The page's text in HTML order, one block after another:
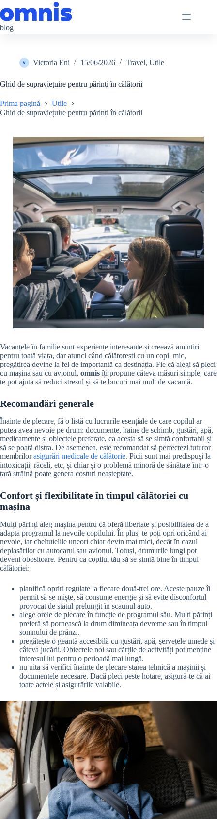
la
conținut
blog
Victoria Eni 15/06/2026 Travel, Utile
Ghid de supraviețuire pentru părinți în călătorii
Prima pagină
Utile
Ghid de supraviețuire pentru părinți în călătorii
Vacanțele în familie sunt experiențe interesante și creează amintiri
pentru toată viața, dar atunci când călătorești cu un copil mic,
pregătirea devine la fel de importantă ca destinația. Fie că alegi să pleci
cu mașina sau cu avionul, omnisîți propune câteva măsuri simple, care
te pot ajuta să reduci stresul și să te bucuri mai mult de vacanță.
Recomandări generale
Înainte de plecare, fă o listă cu lucrurile esențiale de care copilul ar
putea avea nevoie pe drum: documente, haine de schimb, gustări, apă,
medicamente și obiectele preferate, ca acesta să se simtă confortabil și
să se poată distra. De asemenea, este recomandat să perfectezi tuturor
membrilorasigurări medicale de călătorie. Picii sunt mai predispuși la
intoxicații, răceli, etc, și chiar și o problemă minoră de sănătate într-o
țară străină poate genera costuri neașteptate.
Confort și flexibilitate în timpul călătoriei cu
mașina
Mulți părinți aleg mașina pentru că oferă libertate și posibilitatea de a
adapta programul la nevoile copilului. În plus, te poți opri oricând ai
nevoie, iar cheltuielile uneori chiar devin mai mici, decât în cazul
deplasărilor cu autocarul sau avionul. Totuși, drumurile lungi pot
deveni obositoare. Pentru ca copilul tău să se simtă bine în timpul
călătoriei:
planifică opriri regulate la fiecare două-trei ore. Aceste pauze îi
permit să se miște, să consume energie și să evite disconfortul
provocat de statul prelungit în scaunul auto.
alege orele de plecare în funcție de programul său. Mulți părinți
preferă să pornească la drum dimineața devreme sau în timpul
somnului de prânz..
pregătește o geantă accesibilă cu gustări, apă, șervețele umede și
câteva jucării. Obiectele noi sau cărțile de activități pot menține
interesul lui pentru o perioadă mai lungă.
nu uita să verifici înainte de plecare starea tehnică a mașinii și
documentele necesare. Dacă pleci peste hotare, asigură-te că ai
toate actele și asigurările valabile.